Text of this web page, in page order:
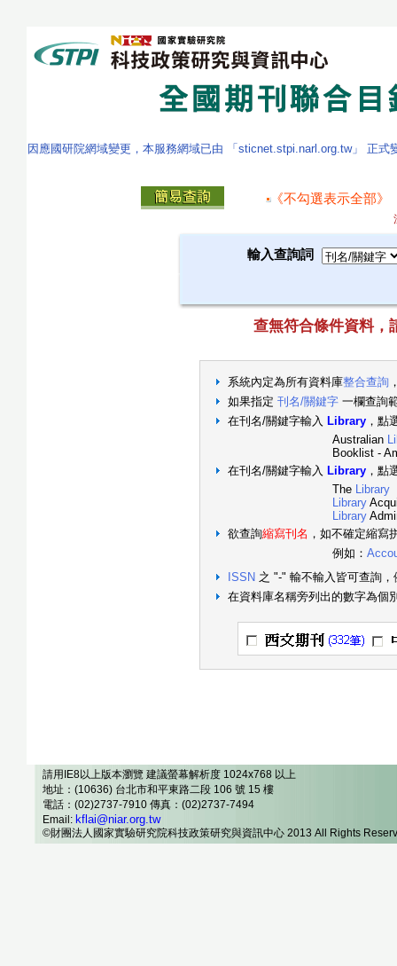
因應國研院網域變更，本服務網域已由 「sticnet.stpi.narl.org.tw」 正
《不勾選表示全部》
輸入查詢詞
查無符合條件資料，
系統內定為所有資料庫整合查詢
如果指定刊名/關鍵字 一欄查詢
在刊名/關鍵字輸入 Library ，點
Australian
Booklist -
在刊名/關鍵字輸入 Library ，點
The Library
Library
Library
欲查詢縮寫刊名 ，如不確定縮寫
例如：
ISSN 之 "-" 輸不輸入皆可查詢
在資料庫名稱旁列出的數字為個
請用IE8以上版本瀏覽 建議螢幕解析度 1024x768 以上
地址：(10636) 台北市和平東路二段 106 號 15 樓
電話：(02)2737-7910 傳真：(02)2737-7494
Email: kflai@niar.org.tw
©財團法人國家實驗研究院科技政策研究與資訊中心 2013 All Rights